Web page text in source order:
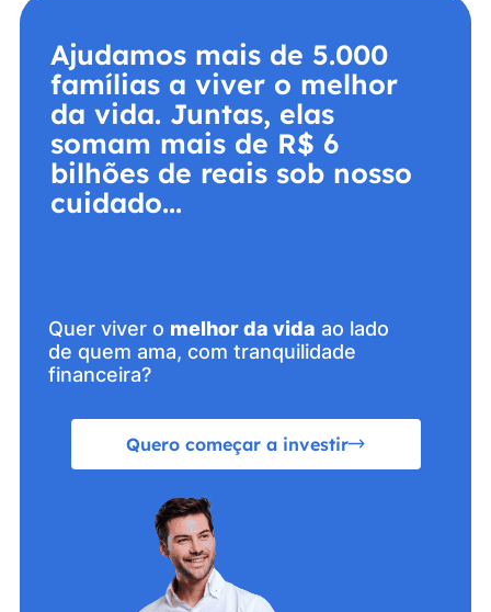
Ajudamos mais de 5.000
famílias a viver o melhor
da vida. Juntas, elas
somam mais de R$ 6
bilhões de reais sob nosso
cuidado...
Quer viver o melhor da vida ao lado
de quem ama, com tranquilidade
financeira?
Quero começar a investir